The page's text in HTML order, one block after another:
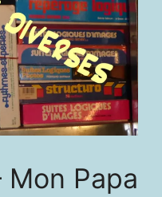
Mon Papa